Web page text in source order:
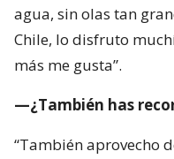
agua, sin olas tan
Chile, lo disfruto
más me gusta”.
—¿También has
“También aprovecho